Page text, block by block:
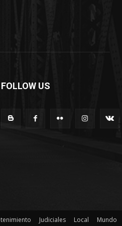
FOLLOW US
Judiciales Local Mundo